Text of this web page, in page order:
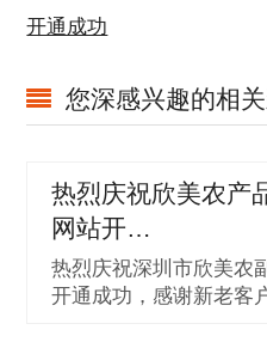
开通成功
您深感兴趣的相
热烈庆祝欣美农产
网站开…
热烈庆祝深圳市欣美农
开通成功，感谢新老客